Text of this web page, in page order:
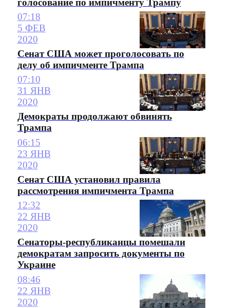
07:18
5 ФЕВ
2020
Сенат США может проголосовать по
делу об импичменте Трампа
07:10
31 ЯНВ
2020
Демократы продолжают обвинять
Трампа
06:15
23 ЯНВ
2020
Сенат США установил правила
рассмотрения импичмента Трампа
12:32
22 ЯНВ
2020
Сенаторы-республиканцы помешали
демократам запросить документы по
Украине
08:46
22 ЯНВ
2020